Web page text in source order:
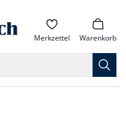
Merkzettel Warenkorb